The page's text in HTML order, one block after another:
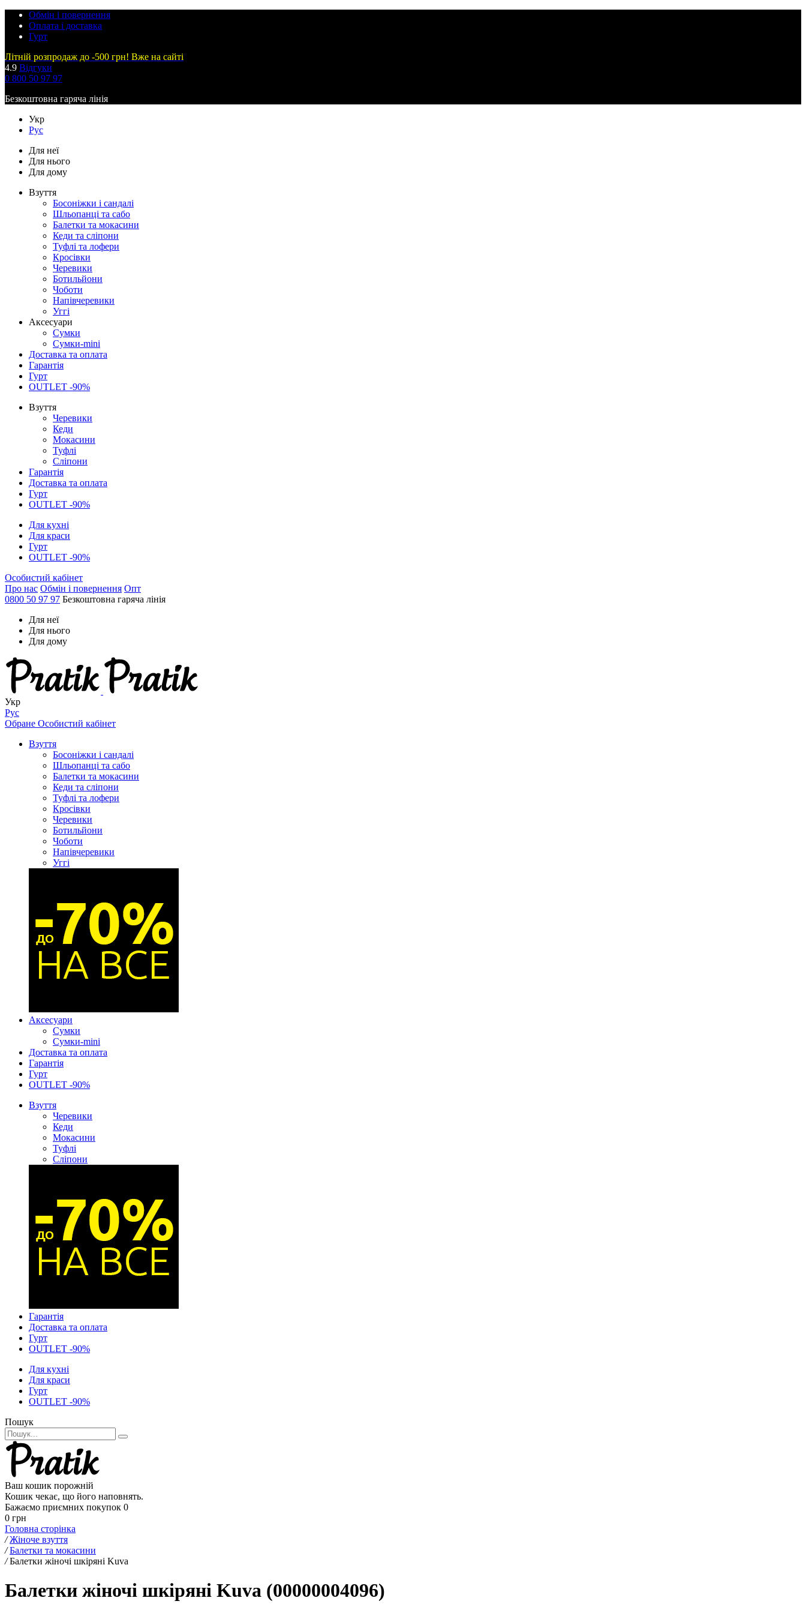
Обмін і повернення
Оплата і доставка
Гурт
Літній розпродаж до -500 грн! Вже на сайті
4.9 Відгуки
0 800 50 97 97
Безкоштовна гаряча лінія
Укр
Рус
Для неї
Для нього
Для дому
Взуття
Босоніжки і сандалі
Шльопанці та сабо
Балетки та мокасини
Кеди та сліпони
Туфлі та лофери
Кросівки
Черевики
Ботильйони
Чоботи
Напівчеревики
Уггі
Аксесуари
Сумки
Сумки-mini
Доставка та оплата
Гарантія
Гурт
OUTLET -90%
Взуття
Черевики
Кеди
Мокасини
Туфлі
Сліпони
Гарантія
Доставка та оплата
Гурт
OUTLET -90%
Для кухні
Для краси
Гурт
OUTLET -90%
Особистий кабінет
Про нас Обмін і повернення Опт
0800 50 97 97 Безкоштовна гаряча лінія
Для неї
Для нього
Для дому
Укр
Рус
Обране Особистий кабінет
Взуття
Босоніжки і сандалі
Шльопанці та сабо
Балетки та мокасини
Кеди та сліпони
Туфлі та лофери
Кросівки
Черевики
Ботильйони
Чоботи
Напівчеревики
Уггі
Аксесуари
Сумки
Сумки-mini
Доставка та оплата
Гарантія
Гурт
OUTLET -90%
Взуття
Черевики
Кеди
Мокасини
Туфлі
Сліпони
Гарантія
Доставка та оплата
Гурт
OUTLET -90%
Для кухні
Для краси
Гурт
OUTLET -90%
Пошук
Ваш кошик порожній
Кошик чекає, що його наповнять.
Бажаємо приємних покупок 0
0 грн
Головна сторінка
/ Жіноче взуття
/ Балетки та мокасини
/ Балетки жіночі шкіряні Kuva
Балетки жіночі шкіряні Kuva (00000004096)